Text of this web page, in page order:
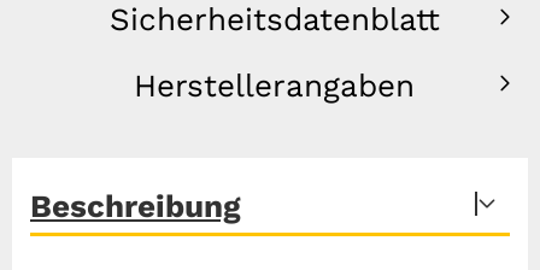
Sicherheitsdatenblatt
Herstellerangaben
Beschreibung